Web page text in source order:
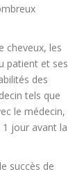
cheveux, les
patient et ses
des
tels que
le médecin,
jour avant la
succès de